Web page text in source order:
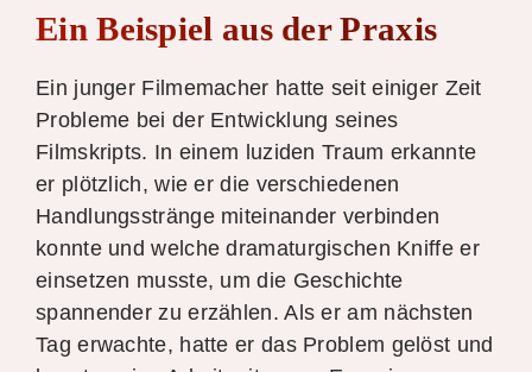
Ein Beispiel aus der Praxis
Ein junger Filmemacher hatte seit einiger Zeit
Probleme bei der Entwicklung seines
Filmskripts. In einem luziden Traum erkannte
er plötzlich, wie er die verschiedenen
Handlungsstränge miteinander verbinden
konnte und welche dramaturgischen Kniffe er
einsetzen musste, um die Geschichte
spannender zu erzählen. Als er am nächsten
Tag erwachte, hatte er das Problem gelöst und